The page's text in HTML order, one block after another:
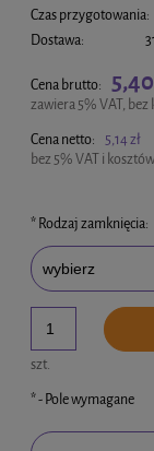
Czas przygotowania:
Dostawa:
Cena brutto:
zawiera 5% VAT,
Cena netto:
5,14 zł
bez 5% VAT i
*Rodzaj zamknięcia:
szt.
*- Pole wymagane